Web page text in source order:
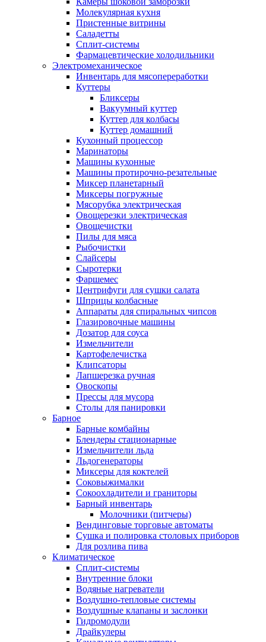
Молекулярная кухня
Пристенные витрины
Саладетты
Сплит-системы
Фармацевтические холодильники
Электромеханическое
Инвентарь для мясопереработки
Куттеры
Бликсеры
Вакуумный куттер
Куттер для колбасы
Куттер домашний
Кухонный процессор
Маринаторы
Машины кухонные
Машины протирочно-резательные
Миксер планетарный
Миксеры погружные
Мясорубка электрическая
Овощерезки электрическая
Овощечистки
Пилы для мяса
Рыбочистки
Слайсеры
Сыротерки
Фаршемес
Центрифуги для сушки салата
Шприцы колбасные
Аппараты для спиральных чипсов
Глазировочные машины
Дозатор для соуса
Измельчители
Картофелечистка
Клипсаторы
Лапшерезка ручная
Овоскопы
Прессы для мусора
Столы для панировки
Барное
Барные комбайны
Блендеры стационарные
Измельчители льда
Льдогенераторы
Миксеры для коктелей
Соковыжималки
Сокоохладители и граниторы
Барный инвентарь
Молочники (питчеры)
Вендинговые торговые автоматы
Сушка и полировка столовых приборов
Для розлива пива
Климатическое
Сплит-системы
Внутренние блоки
Водяные нагреватели
Воздушно-тепловые системы
Воздушные клапаны и заслонки
Гидромодули
Драйкулеры